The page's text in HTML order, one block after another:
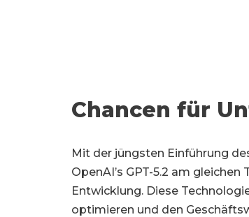
Chancen für
Mit der jüngsten Einführung
OpenAI’s GPT-5.2 am
Entwicklung. Diese
optimieren und den